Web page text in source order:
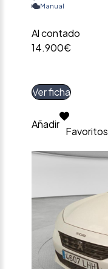
Manual
Al contado
14.900€
Ver ficha
Añadir
Favoritos